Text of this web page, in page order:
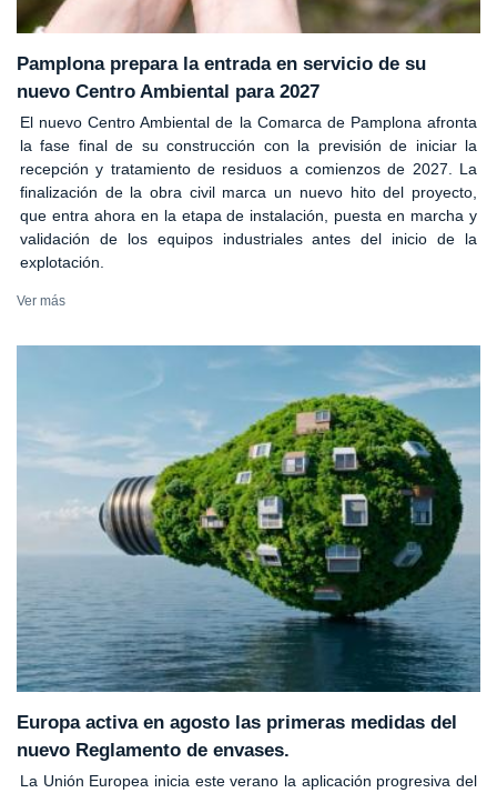
Pamplona prepara la entrada en servicio de su
nuevo Centro Ambiental para 2027
El nuevo Centro Ambiental de la Comarca de Pamplona afronta
la fase final de su construcción con la previsión de iniciar la
recepción y tratamiento de residuos a comienzos de 2027. La
finalización de la obra civil marca un nuevo hito del proyecto,
que entra ahora en la etapa de instalación, puesta en marcha y
validación de los equipos industriales antes del inicio de la
explotación.
Ver más
Europa activa en agosto las primeras medidas del
nuevo Reglamento de envases.
La Unión Europea inicia este verano la aplicación progresiva del